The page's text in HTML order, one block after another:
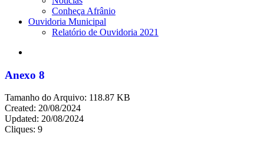
Conheça Afrânio
Ouvidoria Municipal
Relatório de Ouvidoria 2021
Anexo 8
Tamanho do Arquivo: 118.87 KB
Created: 20/08/2024
Updated: 20/08/2024
Cliques: 9